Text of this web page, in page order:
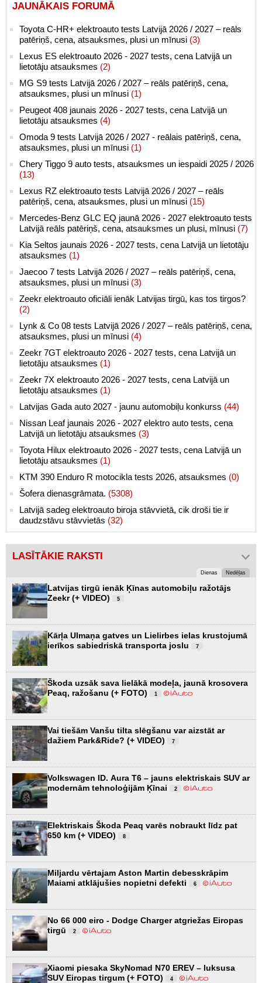
JAUNĀKAIS FORUMĀ
Toyota C-HR+ elektroauto tests Latvijā 2026 / 2027 – reāls
patēriņš, cena, atsauksmes, plusi un mīnusi (3)
Lexus ES elektroauto 2026 - 2027 tests, cena Latvijā un
lietotāju atsauksmes (2)
MG S9 tests Latvijā 2026 / 2027 – reāls patēriņš, cena,
atsauksmes, plusi un mīnusi (1)
Peugeot 408 jaunais 2026 - 2027 tests, cena Latvijā un
lietotāju atsauksmes (4)
Omoda 9 tests Latvijā 2026 / 2027 - reālais patēriņš, cena,
atsauksmes, plusi un mīnusi (1)
Chery Tiggo 9 auto tests, atsauksmes un iespaidi 2025 / 2026
(13)
Lexus RZ elektroauto tests Latvijā 2026 / 2027 – reāls
patēriņš, cena, atsauksmes, plusi un mīnusi (15)
Mercedes-Benz GLC EQ jaunā 2026 - 2027 elektroauto tests
Latvijā reāls patēriņš, cena, atsauksmes un plusi, mīnusi (7)
Kia Seltos jaunais 2026 - 2027 tests, cena Latvijā un lietotāju
atsauksmes (1)
Jaecoo 7 tests Latvijā 2026 / 2027 – reāls patēriņš, cena,
atsauksmes, plusi un mīnusi (3)
Zeekr elektroauto oficiāli ienāk Latvijas tirgū, kas tos tirgos?
(2)
Lynk & Co 08 tests Latvijā 2026 / 2027 – reāls patēriņš, cena,
atsauksmes, plusi un mīnusi (4)
Zeekr 7GT elektroauto 2026 - 2027 tests, cena Latvijā un
lietotāju atsauksmes (1)
Zeekr 7X elektroauto 2026 - 2027 tests, cena Latvijā un
lietotāju atsauksmes (1)
Latvijas Gada auto 2027 - jaunu automobiļu konkurss (44)
Nissan Leaf jaunais 2026 - 2027 elektro auto tests, cena
Latvijā un lietotāju atsauksmes (3)
Toyota Hilux elektroauto 2026 - 2027 tests, cena Latvijā un
lietotāju atsauksmes (1)
KTM 390 Enduro R motocikla tests 2026, atsauksmes (0)
Šofera dienasgrāmata. (5308)
Latvijā sadeg elektroauto biroja stāvvietā, cik droši tie ir
daudzstāvu stāvvietās (32)
LASĪTĀKIE RAKSTI
Dienas Nedēļas
Latvijas tirgū ienāk Ķīnas automobiļu ražotājs
Zeekr (+ VIDEO)
5
Kārļa Ulmaņa gatves un Lielirbes ielas krustojumā
ierīkos sabiedriskā transporta joslu
7
Škoda uzsāk sava lielākā modeļa, jaunā krosovera
Peaq, ražošanu (+ FOTO)
1
Vai tiešām Vanšu tilta slēgšanu var aizstāt ar
dažiem Park&Ride? (+ VIDEO)
7
Volkswagen ID. Aura T6 – jauns elektriskais SUV ar
modernām tehnoloģijām Ķīnai
2
Elektriskais Škoda Peaq varēs nobraukt līdz pat
650 km (+ VIDEO)
8
Miljardu vērtajam Aston Martin debesskrāpim
Maiami atklājušies nopietni defekti
6
No 66 000 eiro - Dodge Charger atgriežas Eiropas
tirgū
2
Xiaomi piesaka SkyNomad N70 EREV – luksusa
SUV Eiropas tirgum (+ FOTO)
4